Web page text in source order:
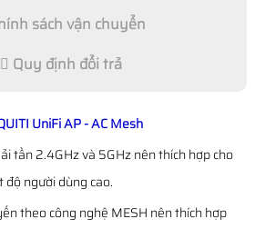
sách vận chuyển
Quy định đổi trả
UniFi AP - AC Mesh
tần 2.4GHz và 5GHz nên thích hợp cho
độ người dùng cao.
theo công nghệ MESH nên thích hợp